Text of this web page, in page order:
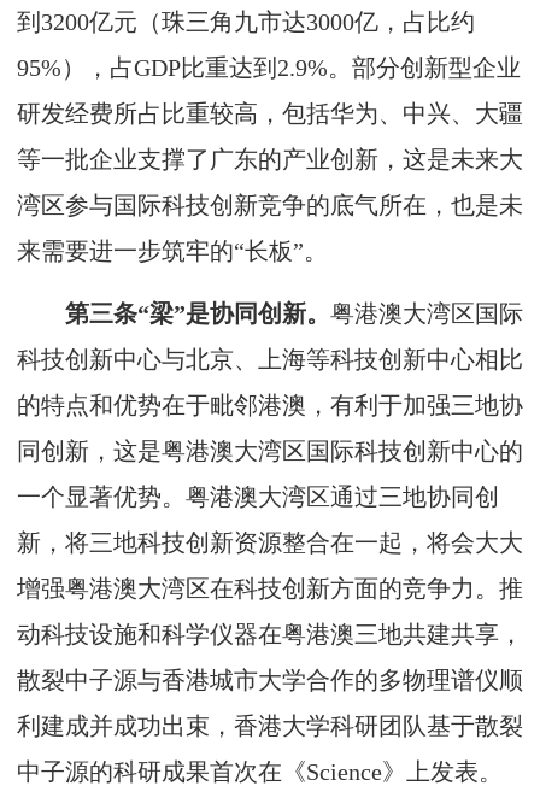
到3200亿元（珠三角九市达3000亿，占比约
95%），占GDP比重达到2.9%。部分创新型企业
研发经费所占比重较高，包括华为、中兴、大疆
等一批企业支撑了广东的产业创新，这是未来大
湾区参与国际科技创新竞争的底气所在，也是未
来需要进一步筑牢的“长板”。
第三条“梁”是协同创新。 粤港澳大湾区国际
科技创新中心与北京、上海等科技创新中心相比
的特点和优势在于毗邻港澳，有利于加强三地协
同创新，这是粤港澳大湾区国际科技创新中心的
一个显著优势。粤港澳大湾区通过三地协同创
新，将三地科技创新资源整合在一起，将会大大
增强粤港澳大湾区在科技创新方面的竞争力。推
动科技设施和科学仪器在粤港澳三地共建共享，
散裂中子源与香港城市大学合作的多物理谱仪顺
利建成并成功出束，香港大学科研团队基于散裂
中子源的科研成果首次在《Science》上发表。